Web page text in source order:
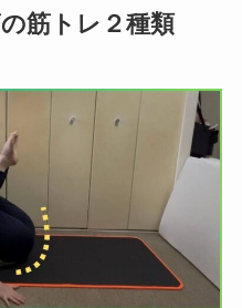
筋トレ２種類